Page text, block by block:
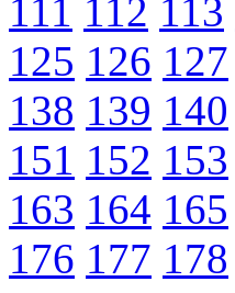
111 112 113
125 126 127
138 139 140
151 152 153
163 164 165
176 177 178